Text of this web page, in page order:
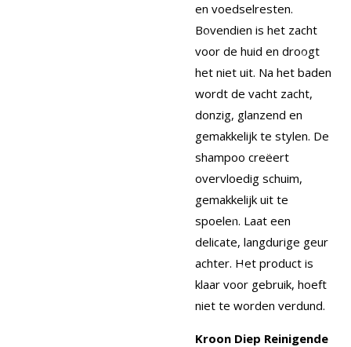
en voedselresten.
Bovendien is het zacht
voor de huid en droogt
het niet uit. Na het baden
wordt de vacht zacht,
donzig, glanzend en
gemakkelijk te stylen. De
shampoo creëert
overvloedig schuim,
gemakkelijk uit te
spoelen. Laat een
delicate, langdurige geur
achter. Het product is
klaar voor gebruik, hoeft
niet te worden verdund.
Kroon Diep Reinigende